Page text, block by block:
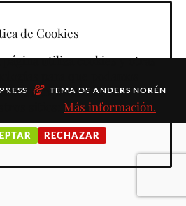
& TEMA DE ANDERS NORÉN
de Cookies
página utiliza cookies y otras
su experiencia en
Más información.
RECHAZAR